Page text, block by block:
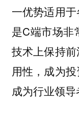
一优势适用
是C端市场非
技术上保持
用性，成为
成为行业领导